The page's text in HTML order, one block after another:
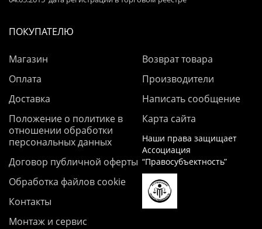
ПОКУПАТЕЛЮ
Магазин
Оплата
Доставка
Положение о политике в
отношении обработки
персональных данных
Договор публичной оферты
Обработка файлов cookie
Контакты
Монтаж и сервис
Возврат товара
Производители
Написать сообщение
Карта сайта
Наши права защищает
Ассоциация
“Правосубъектность”